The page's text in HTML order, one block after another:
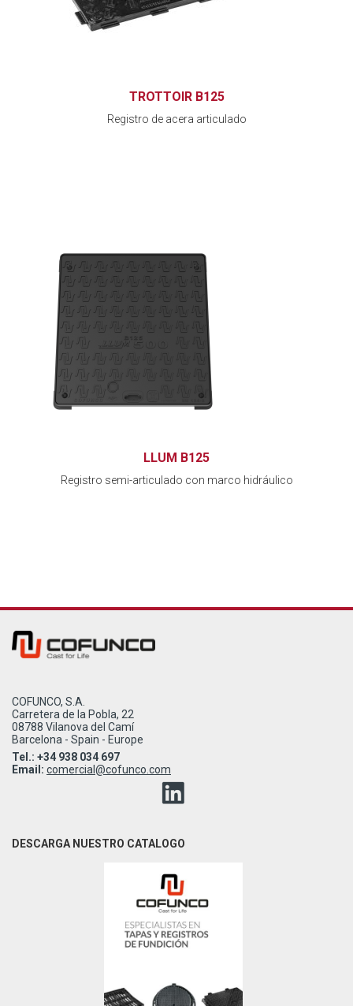
TROTTOIR B125
Registro de acera articulado
LLUM B125
Registro semi-articulado con marco hidráulico
COFUNCO, S.A.
Carretera de la Pobla, 22
08788 Vilanova del Camí
Barcelona - Spain - Europe
Tel.: +34 938 034 697
Email: comercial@cofunco.com
DESCARGA NUESTRO CATALOGO